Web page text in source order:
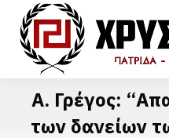
Α. Γρέγος:
των δανείων